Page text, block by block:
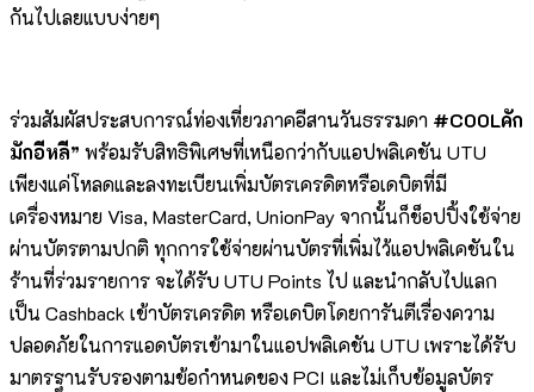
กันไปเลยแบบง่ายๆ
ร่วมสัมผัสประสบการณ์ท่องเที่ยวภาคอีสานวันธรรมดา #COOLคัก
มักอีหลี” พร้อมรับสิทธิพิเศษที่เหนือกว่ากับแอปพลิเคชัน UTU
เพียงแค่โหลดและลงทะเบียนเพิ่มบัตรเครดิตหรือเดบิตที่มี
เครื่องหมาย Visa, MasterCard, UnionPay จากนั้นก็ช็อปปิ้งใช้จ่าย
ผ่านบัตรตามปกติ ทุกการใช้จ่ายผ่านบัตรที่เพิ่มไว้แอปพลิเคชันใน
ร้านที่ร่วมรายการ จะได้รับ UTU Points ไป และนำกลับไปแลก
เป็น Cashback เข้าบัตรเครดิต หรือเดบิตโดยการันตีเรื่องความ
ปลอดภัยในการแอดบัตรเข้ามาในแอปพลิเคชัน UTU เพราะได้รับ
มาตรฐานรับรองตามข้อกำหนดของ PCI และไม่เก็บข้อมูลบัตร